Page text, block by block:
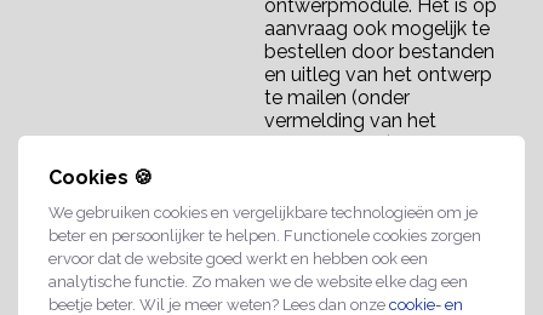
Cookies 🍪
We gebruiken cookies en vergelijkbare technologieën om je
beter en persoonlijker te helpen. Functionele cookies zorgen
ervoor dat de website goed werkt en hebben ook een
analytische functie. Zo maken we de website elke dag een
beetje beter. Wil je meer weten? Lees dan onze cookie- en
ontwerpmodule. Het is op
aanvraag ook mogelijk te
bestellen door bestanden
en uitleg van het ontwerp
te mailen (onder
vermelding van het
input/aangelever
Retourbeleid:
Product wordt speciaal
voor jou gemaakt, hier is
geen recht van retour van